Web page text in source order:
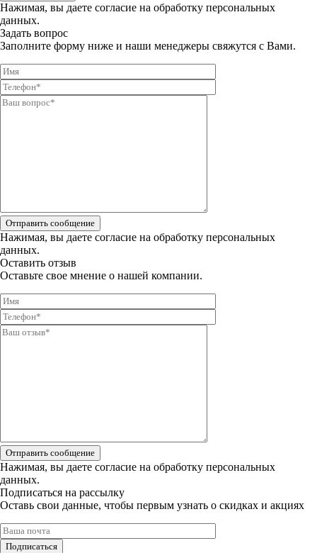
Нажимая, вы даете согласие на обработку персональных
данных.
Задать вопрос
Заполните форму ниже и наши менеджеры свяжутся с Вами.
Отправить сообщение
Нажимая, вы даете согласие на обработку персональных
данных.
Оставить отзыв
Оставьте свое мнение о нашей компании.
Отправить сообщение
Нажимая, вы даете согласие на обработку персональных
данных.
Подписаться на рассылку
Оставь свои данные, чтобы первым узнать о скидках и акциях
Подписаться